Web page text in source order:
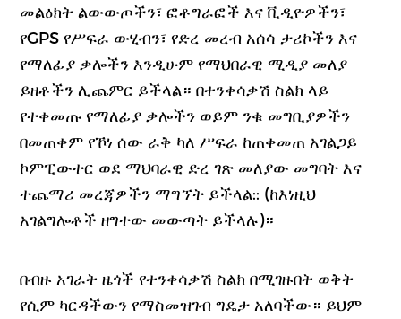
መልዕክት ልውውጦችን፣ ፎቶግራፎች እና ቪዲዮዎችን፣
የGPS የሥፍራ ውሂብን፣ የድረ መረብ አሰሳ ታሪኮችን እና
የማለፊያ ቃሎችን እንዲሁም የማህበራዊ ሚዲያ መለያ
ይዘቶችን ሊጨምር ይችላል። በተንቀሳቃሽ ስልክ ላይ
የተቀመጡ የማለፊያ ቃሎችን ወይም ንቁ መግቢያዎችን
በመጠቀም የኾነ ሰው ራቅ ካለ ሥፍራ ከጠቀመጠ አገልጋይ
ኮምፒውተር ወደ ማህባራዊ ድረ ገጽ መለያው መግባት እና
ተጨማሪ መረጃዎችን ማግኘት ይችላል:: (ከእነዚህ
አገልግሎቶች ዘግተው መውጣት ይችላሉ)።
በብዙ አገራት ዜጎች የተንቀሳቃሽ ስልክ በሚገዙበት ወቅት
የሲም ካርዳችውን የማስመዝገብ ግዴታ አለባችው። ይህም